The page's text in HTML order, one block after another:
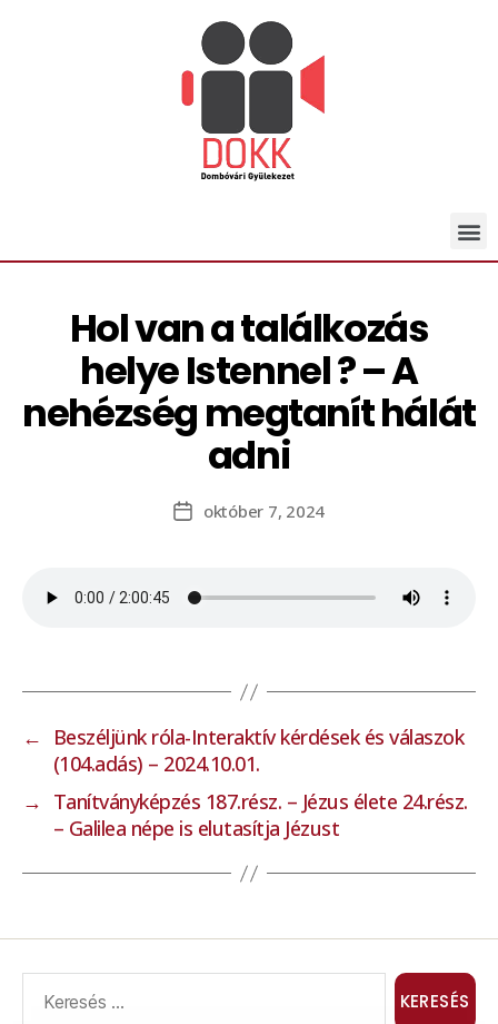
Hol van a találkozás
helye Istennel ? – A
nehézség megtanít hálát
adni
október 7, 2024
←
Beszéljünk róla-Interaktív kérdések és válaszok
(104.adás) – 2024.10.01.
→ Tanítványképzés 187.rész. – Jézus élete 24.rész.
– Galilea népe is elutasítja Jézust